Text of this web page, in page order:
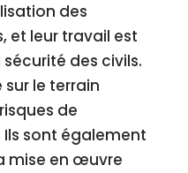
des
et leur travail est
des civils.
sur le terrain
de
sont également
mise en œuvre